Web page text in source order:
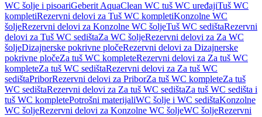
WC šolje i pisoariGeberit AquaClean WC tuš WC uređajiTuš WC
kompletiRezervni delovi za Tuš WC kompletiKonzolne WC
šoljeRezervni delovi za Konzolne WC šoljeTuš WC sedištaRezervni
delovi za Tuš WC sedištaZa WC šoljeRezervni delovi za Za WC
šoljeDizajnerske pokrivne pločeRezervni delovi za Dizajnerske
pokrivne pločeZa tuš WC kompleteRezervni delovi za Za tuš WC
kompleteZa tuš WC sedištaRezervni delovi za Za tuš WC
sedištaPriborRezervni delovi za PriborZa tuš WC kompleteZa tuš
WC sedištaRezervni delovi za Za tuš WC sedištaZa tuš WC sedišta i
tuš WC kompletePotrošni materijaliWC šolje i WC sedištaKonzolne
WC šoljeRezervni delovi za Konzolne WC šoljeWC šoljeRezervni